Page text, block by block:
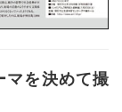
マを決めて撮